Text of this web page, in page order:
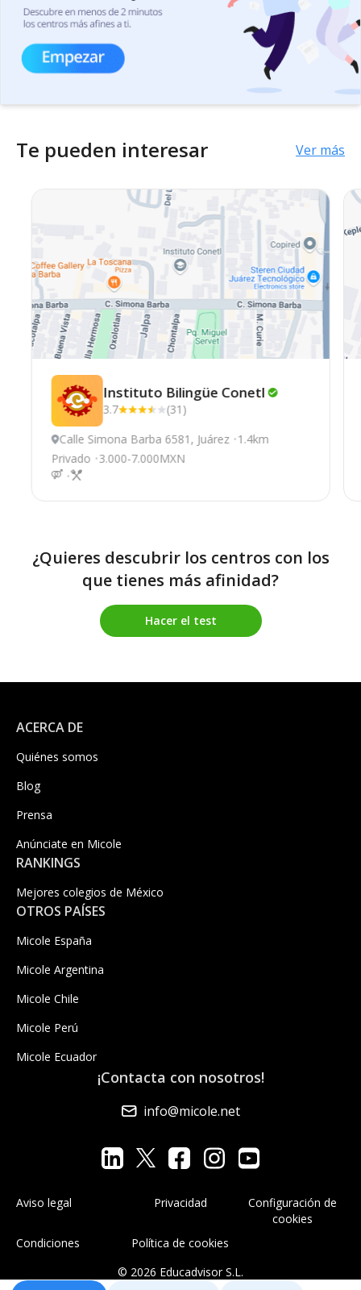
Te pueden interesar Ver más
Instituto Bilingüe Conetl
3.7
(31)
Calle Simona Barba 6581, Juárez 1.4km
Privado
3.000-7.000MXN
¿Quieres descubrir los centros con los
que tienes más afinidad?
Hacer el test
ACERCA DE
Quiénes somos
Blog
Prensa
Anúnciate en Micole
RANKINGS
Mejores colegios de México
OTROS PAÍSES
Micole España
Micole Argentina
Micole Chile
Micole Perú
Micole Ecuador
¡Contacta con nosotros!
info@micole.net
Aviso legal Privacidad
Configuración de
cookies
Condiciones
Política de cookies
© 2026 Educadvisor S.L.